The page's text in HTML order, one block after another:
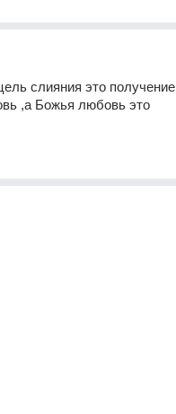
слияния это получение
,а Божья любовь это